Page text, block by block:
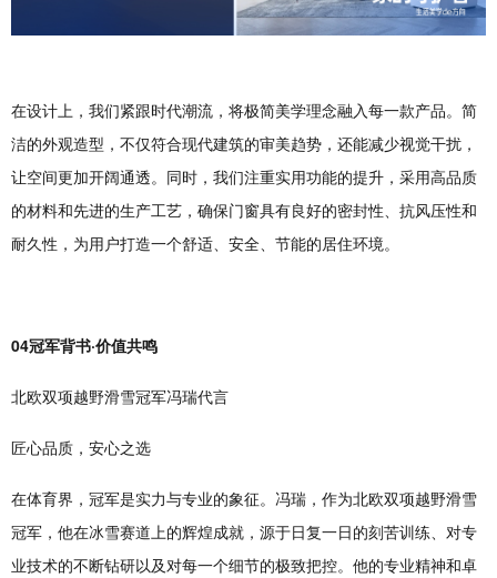
在设计上，我们紧跟时代潮流，将极简美学理念融入每一款产品。简
洁的外观造型，不仅符合现代建筑的审美趋势，还能减少视觉干扰，
让空间更加开阔通透。同时，我们注重实用功能的提升，采用高品质
的材料和先进的生产工艺，确保门窗具有良好的密封性、抗风压性和
耐久性，为用户打造一个舒适、安全、节能的居住环境。
04冠军背书·价值共鸣
北欧双项越野滑雪冠军冯瑞代言
匠心品质，安心之选
在体育界，冠军是实力与专业的象征。冯瑞，作为北欧双项越野滑雪
冠军，他在冰雪赛道上的辉煌成就，源于日复一日的刻苦训练、对专
业技术的不断钻研以及对每一个细节的极致把控。他的专业精神和卓